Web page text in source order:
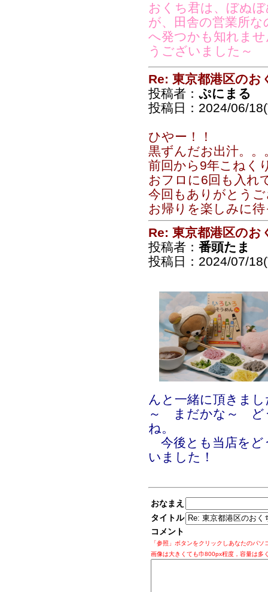
おくち君は、ぼぬ
が、田舎の営業所
へ発つかも知れま
うございました～
Re: 東京都港区のお
投稿者： ぷにまる
投稿日：2024/06/
ひやー！！
黒ずんだお出汁。
前回から9年こねく
おフロに6回も入れ
今回もありがとう
お帰りを楽しみに
Re: 東京都港区のお
投稿者： 番頭たま
投稿日：2024/07/
んと一緒に頂きま
～ まだかな～ ど
ね。
今後とも当店を
いました！
おなまえ
タイトル
コメント
「参照」ボタンをクリックしあなたのパ
画像は大きくても巾800px程度，容量は多